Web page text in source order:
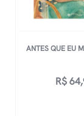
ANTES QUE EU
R$